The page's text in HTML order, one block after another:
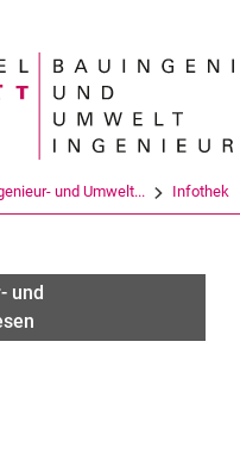
Suchbegriff
und Umwelt... Infothek
und